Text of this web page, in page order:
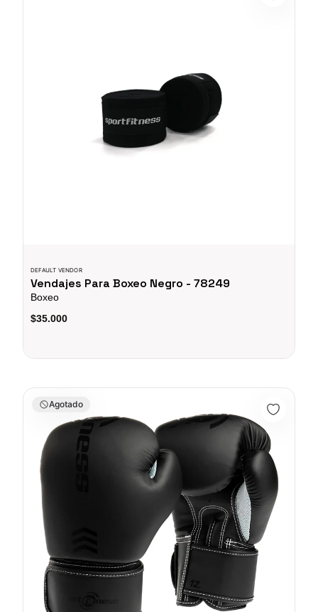
DEFAULT VENDOR
Vendajes Para Boxeo Negro - 78249
Boxeo
$35.000
Guantes Boxeo 12OZ - 74015
Agotado